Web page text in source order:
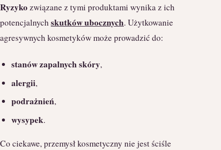
Ryzykozwiązane z tymi produktami wynika z ich
potencjalnychskutków ubocznych. Użytkowanie
agresywnych kosmetyków może prowadzić do:
stanów zapalnych skóry,
alergii,
podrażnień,
wysypek.
Co ciekawe, przemysł kosmetyczny nie jest ściśle